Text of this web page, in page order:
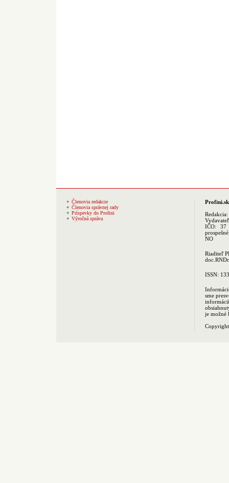
Členovia redakcie
Členovia správnej rady
Príspevky do Profini
Výročná správa
Profini.sk
Redakcia:
IČO: 37
NO
Riaditeľ
ISSN:
sme
je možné